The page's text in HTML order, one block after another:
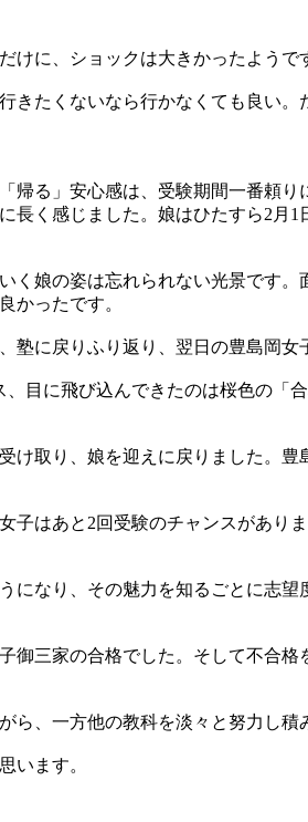
に、ショックは大きかったようで
たくないなら行かなくても良い
る」安心感は、受験期間一番頼り
く感じました。娘はひたすら2月
娘の姿は忘れられない光景です
かったです。
に戻りふり返り、翌日の豊島岡女
目に飛び込んできたのは桜色の「
取り、娘を迎えに戻りました。
はあと2回受験のチャンスがあり
なり、その魅力を知るごとに志
三家の合格でした。そして不合
、一方他の教科を淡々と努力し積
います。